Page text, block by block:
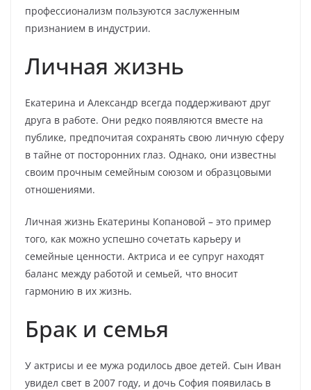
профессионализм пользуются заслуженным
признанием в индустрии.
Личная жизнь
Екатерина и Александр всегда поддерживают друг
друга в работе. Они редко появляются вместе на
публике, предпочитая сохранять свою личную сферу
в тайне от посторонних глаз. Однако, они известны
своим прочным семейным союзом и образцовыми
отношениями.
Личная жизнь Екатерины Копановой – это пример
того, как можно успешно сочетать карьеру и
семейные ценности. Актриса и ее супруг находят
баланс между работой и семьей, что вносит
гармонию в их жизнь.
Брак и семья
У актрисы и ее мужа родилось двое детей. Сын Иван
увидел свет в 2007 году, и дочь София появилась в